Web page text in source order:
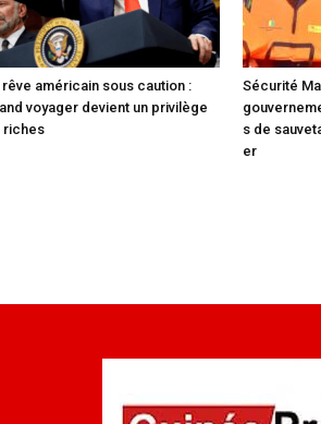
rêve américain sous caution :
voyager devient un privilège
riches
Sécurité
s de
er